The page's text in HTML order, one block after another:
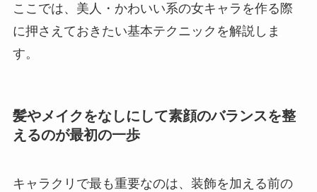
ここでは、美人・かわいい系の女キャラを作る際
に押さえておきたい基本テクニックを解説しま
す。
髪やメイクをなしにして素顔のバランスを整
えるのが最初の一歩
キャラクリで最も重要なのは、装飾を加える前の